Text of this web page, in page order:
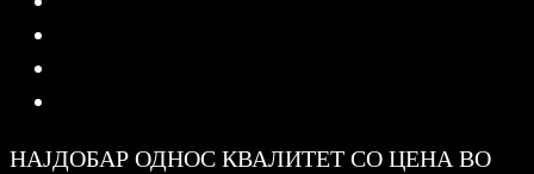
НАЈДОБАР ОДНОС КВАЛИТЕТ СО ЦЕНА ВО